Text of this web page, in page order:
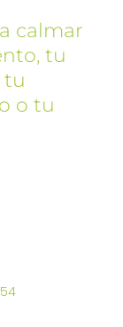
calmar
tu
tu
o tu